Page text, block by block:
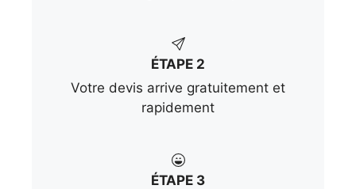
ÉTAPE 2
Votre devis arrive gratuitement et
rapidement
ÉTAPE 3